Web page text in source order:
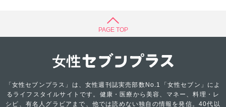
PAGE TOP
「女性セブンプラス」は、女性週刊誌実売部数No.1「女性セブン」によ
るライフスタイルサイトです。健康・医療から美容、マネー、料理・レ
シピ、有名人グラビアまで、他では読めない独自の情報を発信。40代以